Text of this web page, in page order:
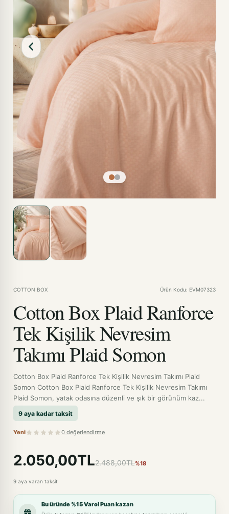
COTTON BOX Ürün Kodu: EVM07323
Cotton Box Plaid Ranforce
Tek Kişilik Nevresim
Takımı Plaid Somon
Cotton Box Plaid Ranforce Tek Kişilik Nevresim Takımı Plaid
Somon Cotton Box Plaid Ranforce Tek Kişilik Nevresim Takımı
Plaid Somon, yatak odasına düzenli ve şık bir görünüm kaz...
9 aya kadar taksit
Yeni 0 değerlendirme
2.050,00TL2.488,00TL%18
9 aya varan taksit
Bu üründe %15 Varol Puan kazan